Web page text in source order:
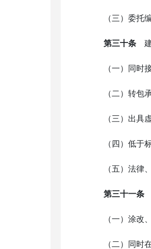
（三）委托编
第三十条 建
（一）同时接
（二）转包承
（三）出具虚
（四）低于
（五）法律、
第三十一条
（一）涂改、
（二）同时在